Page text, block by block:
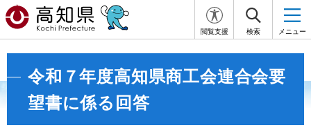
閲覧支援 検索 メニュー
令和７年度高知県商工会連合会要
望書に係る回答